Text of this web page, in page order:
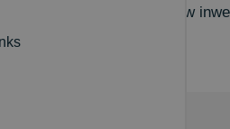
mniejszych nakładów